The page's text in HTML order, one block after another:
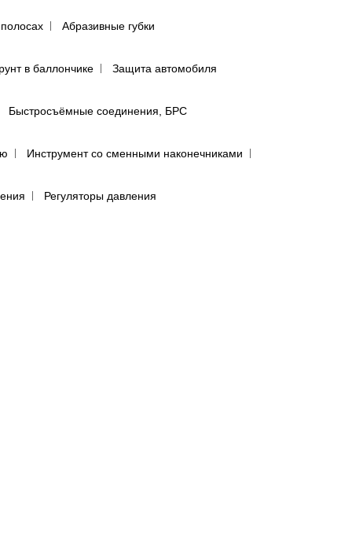
Абразивные губки
в баллончике
Защита автомобиля
Быстросъёмные соединения, БРС
Инструмент со сменными наконечниками
Регуляторы давления